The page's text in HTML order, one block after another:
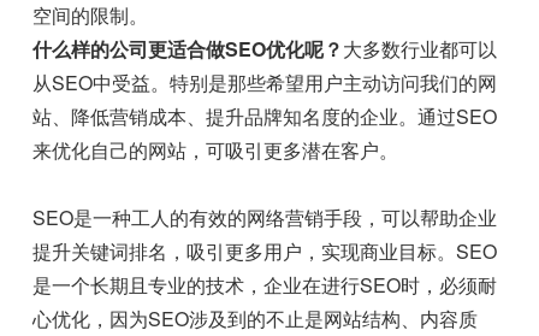
空间的限制。
什么样的公司更适合做SEO优化呢？大多数行业都可以
从SEO中受益。特别是那些希望用户主动访问我们的网
站、降低营销成本、提升品牌知名度的企业。通过SEO
来优化自己的网站，可吸引更多潜在客户。
SEO是一种工人的有效的网络营销手段，可以帮助企业
提升关键词排名，吸引更多用户，实现商业目标。SEO
是一个长期且专业的技术，企业在进行SEO时，必须耐
心优化，因为SEO涉及到的不止是网站结构、内容质